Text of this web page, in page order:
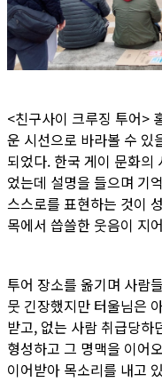
<친구사이 크루징 투어>
운 시선으로 바라볼 수 있
되었다. 한국 게이 문화의
었는데 설명을 들으며 기
스스로를 표현하는 것이
목에서 씁쓸한 웃음이 지
투어 장소를 옮기며 사람
뭇 긴장했지만 터울님은
받고, 없는 사람 취급당하
형성하고 그 명맥을 이어
이어받아 목소리를 내고